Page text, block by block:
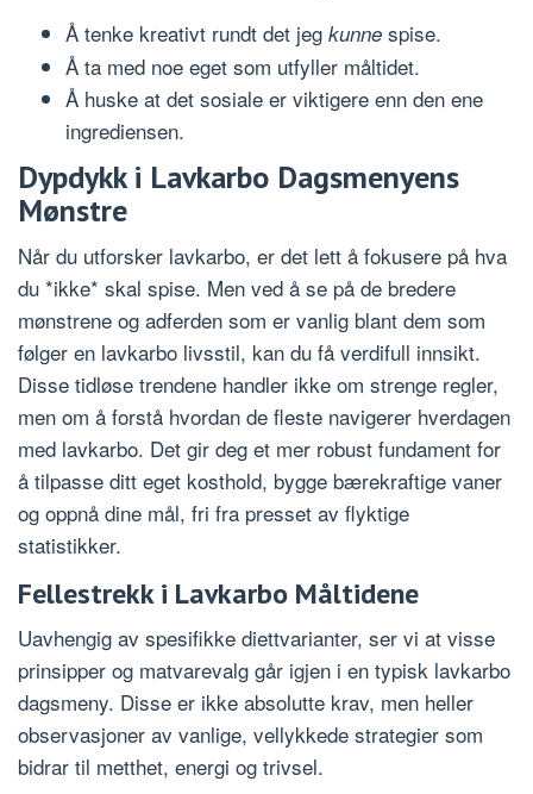
Å tenke kreativt rundt det jeg kunne spise.
Å ta med noe eget som utfyller måltidet.
Å huske at det sosiale er viktigere enn den ene
ingrediensen.
Dypdykk i Lavkarbo Dagsmenyens
Mønstre
Når du utforsker lavkarbo, er det lett å fokusere på hva
du *ikke* skal spise. Men ved å se på de bredere
mønstrene og adferden som er vanlig blant dem som
følger en lavkarbo livsstil, kan du få verdifull innsikt.
Disse tidløse trendene handler ikke om strenge regler,
men om å forstå hvordan de fleste navigerer hverdagen
med lavkarbo. Det gir deg et mer robust fundament for
å tilpasse ditt eget kosthold, bygge bærekraftige vaner
og oppnå dine mål, fri fra presset av flyktige
statistikker.
Fellestrekk i Lavkarbo Måltidene
Uavhengig av spesifikke diettvarianter, ser vi at visse
prinsipper og matvarevalg går igjen i en typisk lavkarbo
dagsmeny. Disse er ikke absolutte krav, men heller
observasjoner av vanlige, vellykkede strategier som
bidrar til metthet, energi og trivsel.